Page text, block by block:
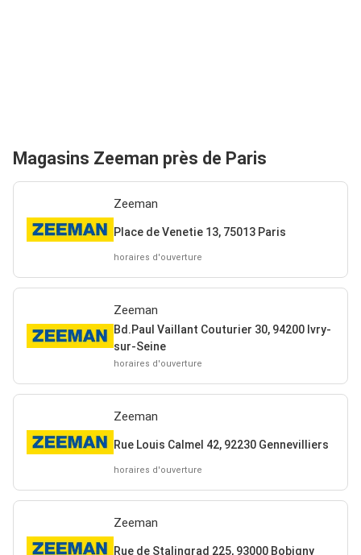
Magasins Zeeman près de Paris
Zeeman
Place de Venetie 13, 75013 Paris
horaires d'ouverture
Zeeman
Bd.Paul Vaillant Couturier 30, 94200 Ivry-
sur-Seine
horaires d'ouverture
Zeeman
Rue Louis Calmel 42, 92230 Gennevilliers
horaires d'ouverture
Zeeman
Rue de Stalingrad 225, 93000 Bobigny